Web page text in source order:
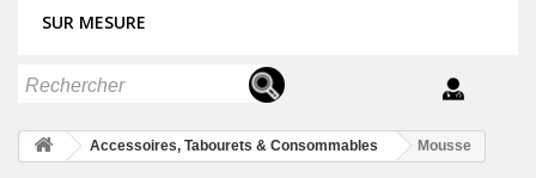
SUR MESURE
Accessoires, Tabourets & Consommables Mousse